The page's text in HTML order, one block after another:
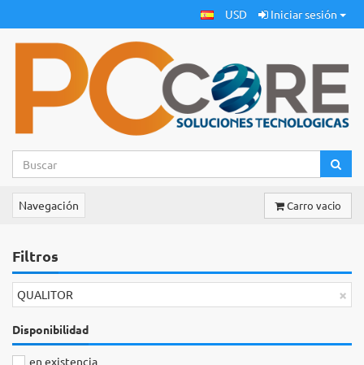
USD Iniciar sesión
Navegación Carro vacio
Filtros
×
QUALITOR
Disponibilidad
en existencia